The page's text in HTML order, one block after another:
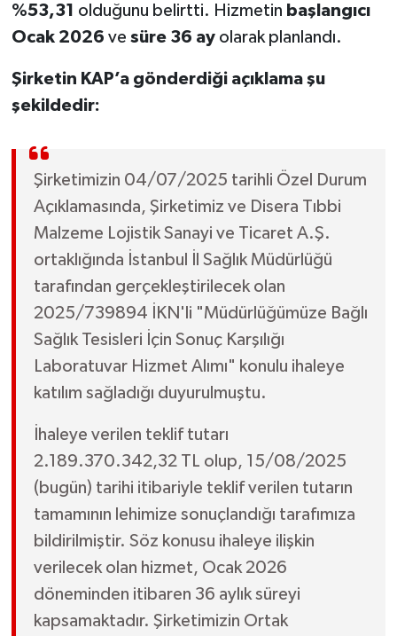
%53,31 olduğunu belirtti. Hizmetin başlangıcı
Ocak 2026 ve süre 36 ayolarak planlandı.
Şirketin KAP’a gönderdiği açıklama şu
şekildedir:
Şirketimizin 04/07/2025 tarihli Özel Durum
Açıklamasında, Şirketimiz ve Disera Tıbbi
Malzeme Lojistik Sanayi ve Ticaret A.Ş.
ortaklığında İstanbul İl Sağlık Müdürlüğü
tarafından gerçekleştirilecek olan
2025/739894 İKN'li "Müdürlüğümüze Bağlı
Sağlık Tesisleri İçin Sonuç Karşılığı
Laboratuvar Hizmet Alımı" konulu ihaleye
katılım sağladığı duyurulmuştu.
İhaleye verilen teklif tutarı
2.189.370.342,32 TL olup, 15/08/2025
(bugün) tarihi itibariyle teklif verilen tutarın
tamamının lehimize sonuçlandığı tarafımıza
bildirilmiştir. Söz konusu ihaleye ilişkin
verilecek olan hizmet, Ocak 2026
döneminden itibaren 36 aylık süreyi
kapsamaktadır. Şirketimizin Ortak